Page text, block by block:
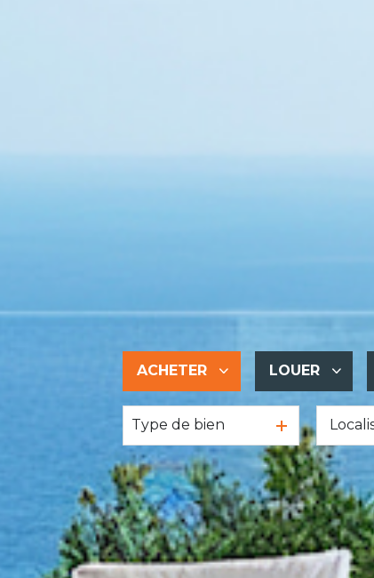
ACHETER
De l'ancien
De l'immo pro
LOUER
à l'année
De l'immo pro
Type de bien